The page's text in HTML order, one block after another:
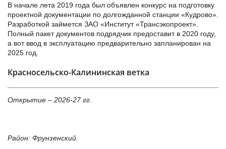
В начале лета 2019 года был объявлен конкурс на подготовку
проектной документации по долгожданной станции «Кудрово».
Разработкой займется ЗАО «Институт «Трансэкопроект».
Полный пакет документов подрядчик предоставит в 2020 году,
а вот ввод в эксплуатацию предварительно запланирован на
2025 год.
Красносельско-Калининская ветка
Открытие – 2026-27 гг.
Район: Фрунзенский.